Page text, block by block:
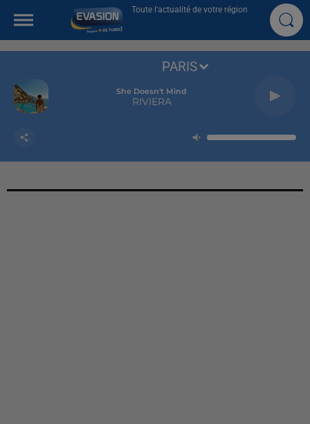
Toute l'actualité de votre région
She Doesn't Mind
RIVIERA
PARIS